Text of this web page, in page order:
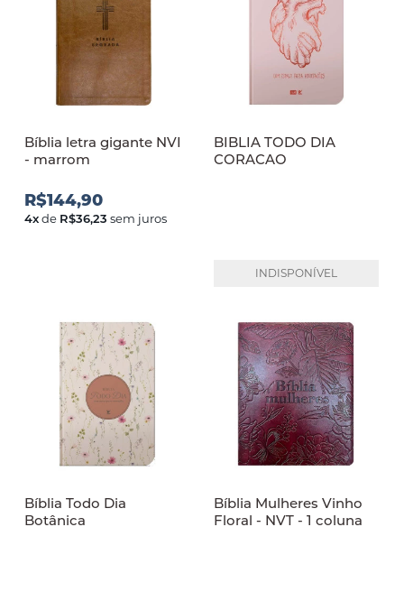
Bíblia letra gigante NVI
- marrom
R$144,90
4xde R$36,23 sem juros
BIBLIA TODO DIA
CORACAO
INDISPONÍVEL
Bíblia Todo Dia
Botânica
Bíblia Mulheres Vinho
Floral - NVT - 1 coluna